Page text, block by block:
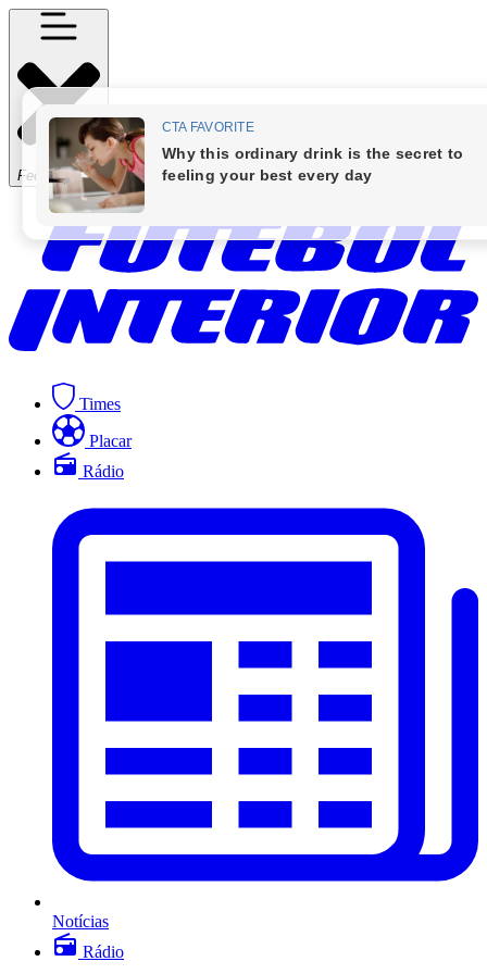
Fechar Menu
Times
Placar
Rádio
Notícias
Rádio